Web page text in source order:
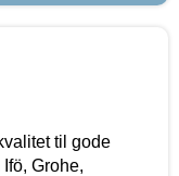
til gode
Grohe,